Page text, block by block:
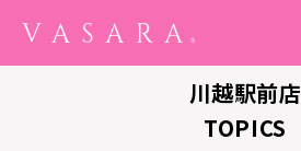
川越駅前店
TOPICS